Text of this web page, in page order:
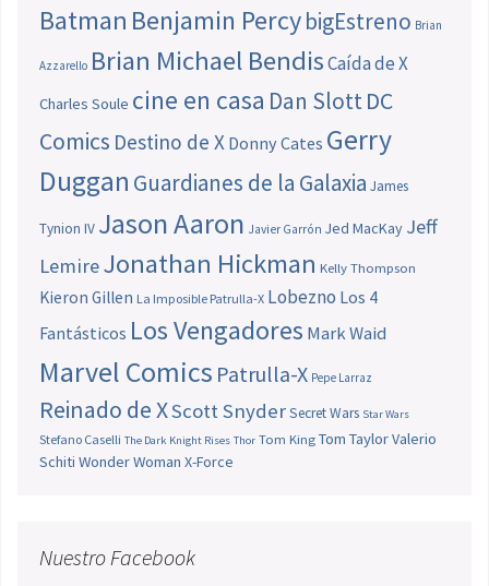
Batman Benjamin PercybigEstreno Brian
Azzarello Brian Michael BendisCaída de X
Charles Soule cine en casa Dan SlottDC
Comics Destino de X Donny Cates Gerry
Duggan Guardianes de la Galaxia James
Tynion IV Jason Aaron Javier Garrón Jed MacKay Jeff
LemireJonathan Hickman Kelly Thompson
Kieron Gillen La Imposible Patrulla-X Lobezno Los 4
Fantásticos Los Vengadores Mark Waid
Marvel Comics Patrulla-X Pepe Larraz
Reinado de XScott SnyderSecret Wars Star Wars
Stefano Caselli The Dark Knight Rises Thor Tom King Tom TaylorValerio
Schiti Wonder Woman X-Force
Nuestro Facebook